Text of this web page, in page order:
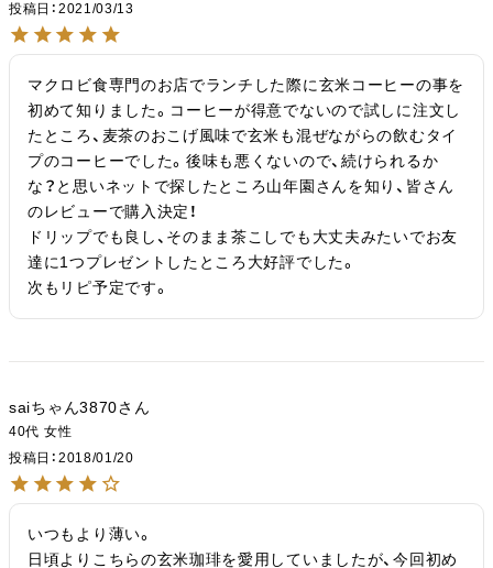
投稿日
2021/03/13
マクロビ食専門のお店でランチした際に玄米コーヒーの事を
初めて知りました。コーヒーが得意でないので試しに注文し
たところ、麦茶のおこげ風味で玄米も混ぜながらの飲むタイ
プのコーヒーでした。後味も悪くないので、続けられるか
な？と思いネットで探したところ山年園さんを知り、皆さん
のレビューで購入決定！
ドリップでも良し、そのまま茶こしでも大丈夫みたいでお友
達に1つプレゼントしたところ大好評でした。
次もリピ予定です。
saiちゃん3870
40代 女性
投稿日
2018/01/20
いつもより薄い。
日頃よりこちらの玄米珈琲を愛用していましたが、今回初め